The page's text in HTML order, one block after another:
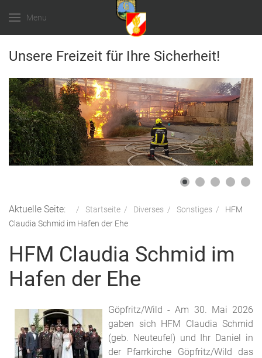
Menu
Unsere Freizeit für Ihre Sicherheit!
Aktuelle Seite: Startseite Diverses Sonstiges
HFM
Claudia Schmid im Hafen der Ehe
HFM Claudia Schmid im
Hafen der Ehe
Göpfritz/Wild - Am 30. Mai 2026
gaben sich HFM Claudia Schmid
(geb. Neuteufel) und Ihr Daniel in
der Pfarrkirche Göpfritz/Wild das